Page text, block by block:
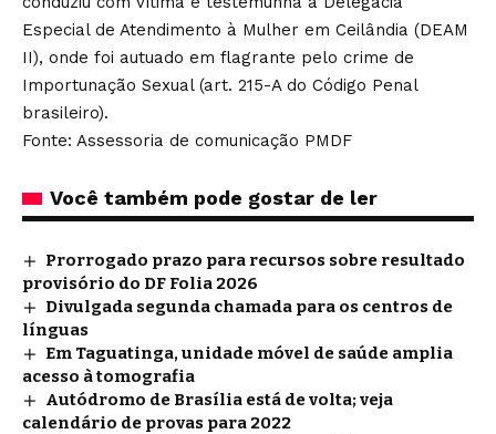
Especial de Atendimento à Mulher em Ceilândia (DEAM
II), onde foi autuado em flagrante pelo crime de
Importunação Sexual (art. 215-A do Código Penal
brasileiro).
Fonte: Assessoria de comunicação PMDF
Você também pode gostar de ler
Prorrogado prazo para recursos sobre resultado
provisório do DF Folia 2026
Divulgada segunda chamada para os centros de
línguas
Em Taguatinga, unidade móvel de saúde amplia
acesso à tomografia
Autódromo de Brasília está de volta; veja
calendário de provas para 2022